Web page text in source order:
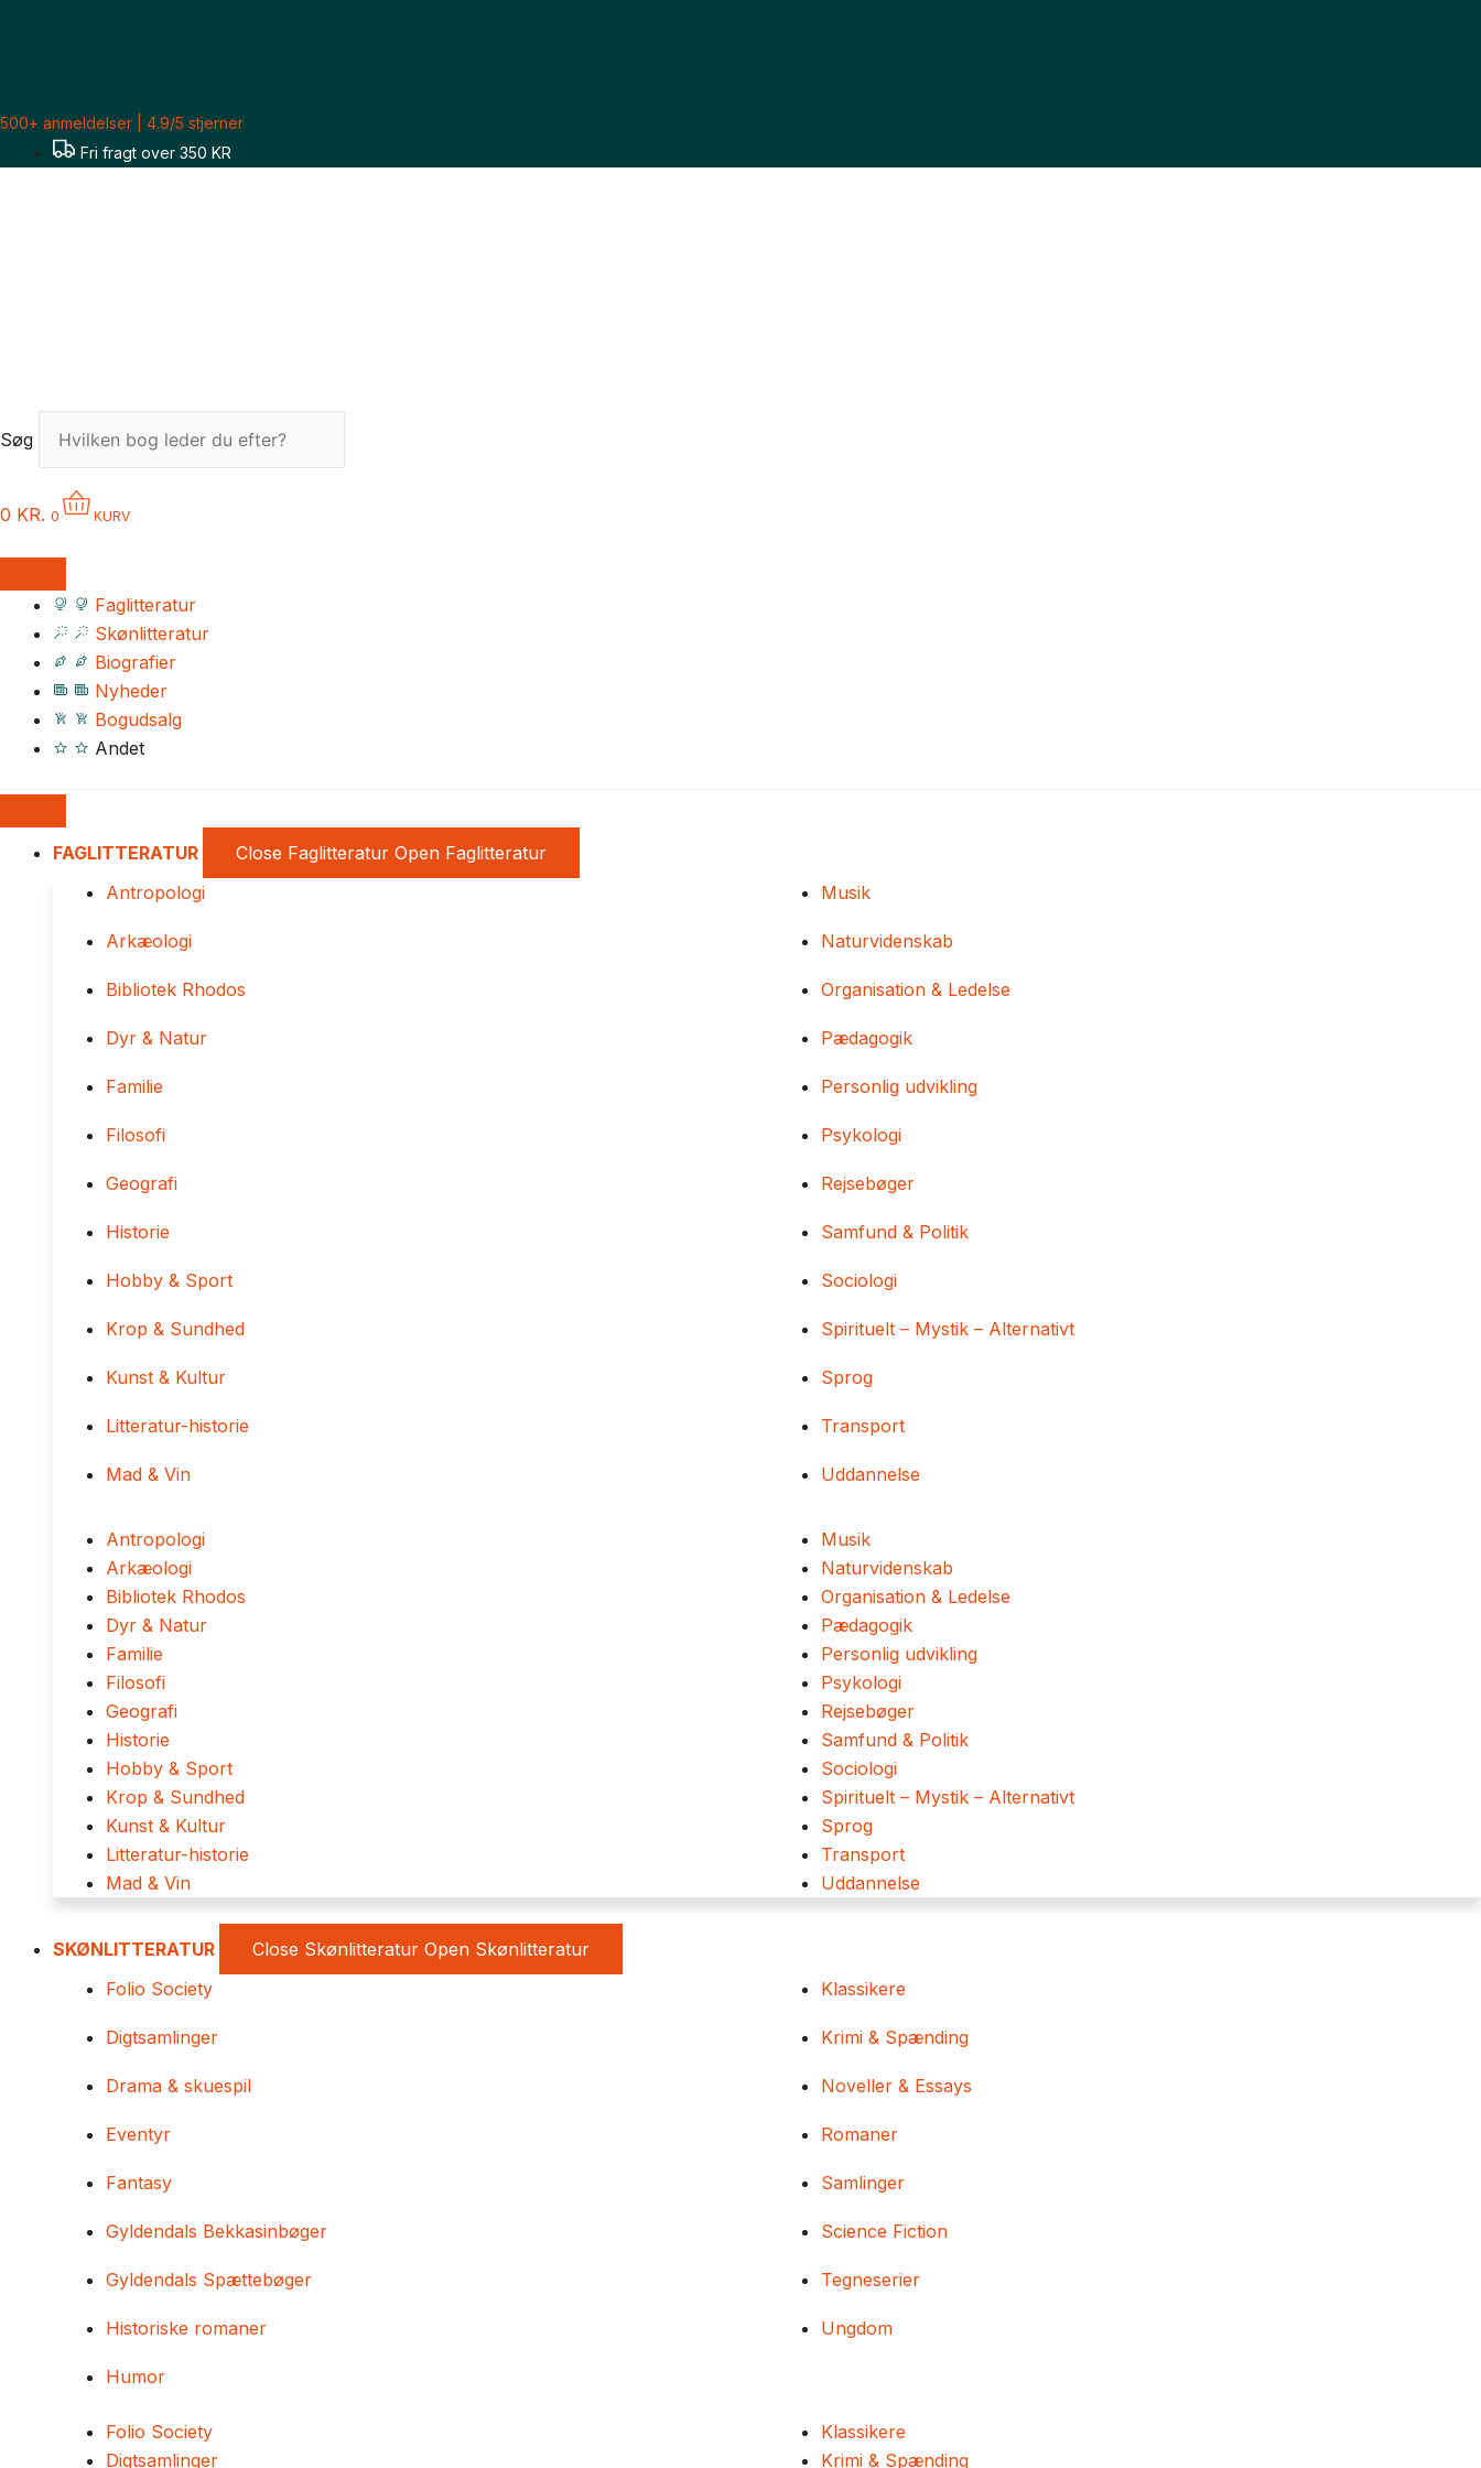
500+ anmeldelser | 4.9/5 stjerner
Fri fragt over 350 KR
Søg
0 KR. 0 KURV
Faglitteratur
Skønlitteratur
Biografier
Nyheder
Bogudsalg
Andet
FAGLITTERATUR Close Faglitteratur Open Faglitteratur
Antropologi
Arkæologi
Bibliotek Rhodos
Dyr & Natur
Familie
Filosofi
Geografi
Historie
Hobby & Sport
Krop & Sundhed
Kunst & Kultur
Litteratur-historie
Mad & Vin
Musik
Naturvidenskab
Organisation & Ledelse
Pædagogik
Personlig udvikling
Psykologi
Rejsebøger
Samfund & Politik
Sociologi
Spirituelt – Mystik – Alternativt
Sprog
Transport
Uddannelse
Antropologi
Arkæologi
Bibliotek Rhodos
Dyr & Natur
Familie
Filosofi
Geografi
Historie
Hobby & Sport
Krop & Sundhed
Kunst & Kultur
Litteratur-historie
Mad & Vin
Musik
Naturvidenskab
Organisation & Ledelse
Pædagogik
Personlig udvikling
Psykologi
Rejsebøger
Samfund & Politik
Sociologi
Spirituelt – Mystik – Alternativt
Sprog
Transport
Uddannelse
SKØNLITTERATUR Close Skønlitteratur Open Skønlitteratur
Folio Society
Digtsamlinger
Drama & skuespil
Eventyr
Fantasy
Gyldendals Bekkasinbøger
Gyldendals Spættebøger
Historiske romaner
Humor
Klassikere
Krimi & Spænding
Noveller & Essays
Romaner
Samlinger
Science Fiction
Tegneserier
Ungdom
Folio Society
Digtsamlinger
Klassikere
Krimi & Spænding